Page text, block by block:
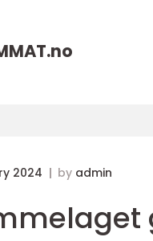
no
2024 by admin